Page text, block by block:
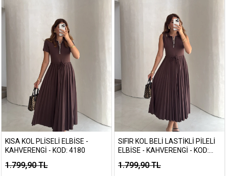
KISA KOL PLISELI ELBISE -
KAHVERENGI - KOD: 4180
1.799,90 TL
SIFIR KOL BELI LASTIKLI PILELI
ELBISE - KAHVERENGI - KOD:
1.799,90 TL